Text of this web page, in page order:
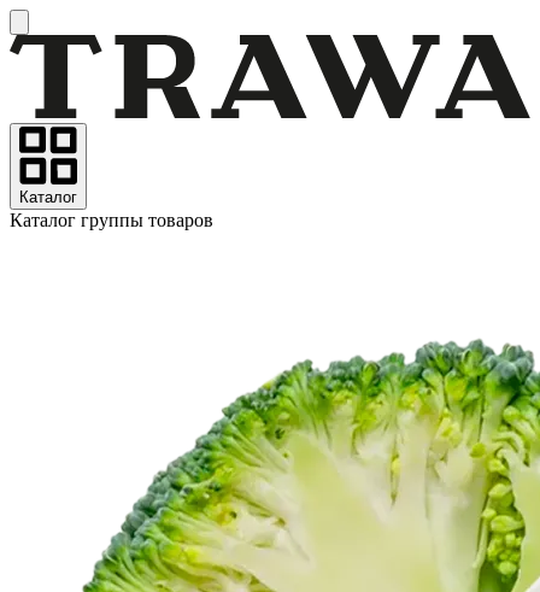
Каталог
Каталог группы товаров